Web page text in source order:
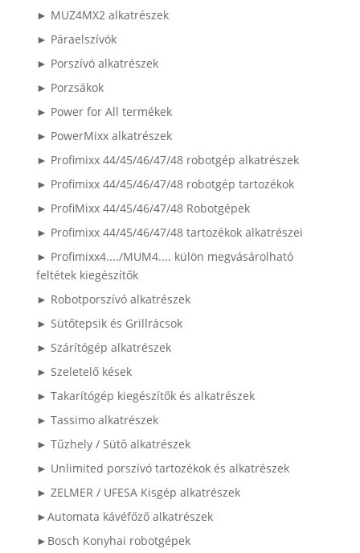
► MUZ4MX2 alkatrészek
► Páraelszívók
► Porszívó alkatrészek
► Porzsákok
► Power for All termékek
► PowerMixx alkatrészek
► Profimixx 44/45/46/47/48 robotgép alkatrészek
► Profimixx 44/45/46/47/48 robotgép tartozékok
► ProfiMixx 44/45/46/47/48 Robotgépek
► Profimixx 44/45/46/47/48 tartozékok alkatrészei
► Profimixx4..../MUM4.... külön megvásárolható
feltétek kiegészítők
► Robotporszívó alkatrészek
► Sütőtepsik és Grillrácsok
► Szárítógép alkatrészek
► Szeletelő kések
► Takarítógép kiegészítők és alkatrészek
► Tassimo alkatrészek
► Tűzhely / Sütő alkatrészek
► Unlimited porszívó tartozékok és alkatrészek
► ZELMER / UFESA Kisgép alkatrészek
►Automata kávéfőző alkatrészek
►Bosch Konyhai robotgépek